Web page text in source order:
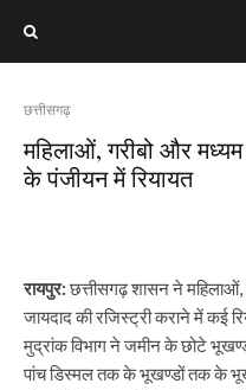
छत्तीसगढ़
महिलाओं, गरीबो और मध्यम
के पंजीयन में रियायत
रायपुर:छत्तीसगढ़ शासन ने महिलाओं,
जायदाद की रजिस्ट्री कराने में कई
मुद्रांक विभाग ने जमीन के छोटे
पांच डिस्मल तक के भूखण्डों तक के